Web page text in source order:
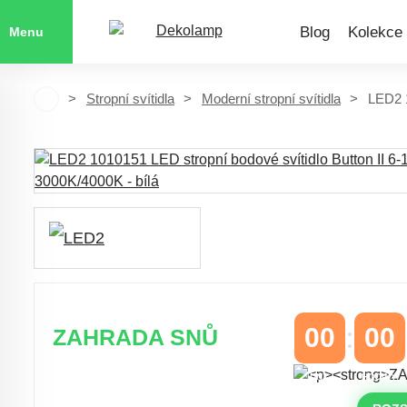
Menu Blog Kolekce
Stropní svítidla Moderní stropní svítidla LED2
ZAHRADA SNŮ 00
DNY
00
HODINY